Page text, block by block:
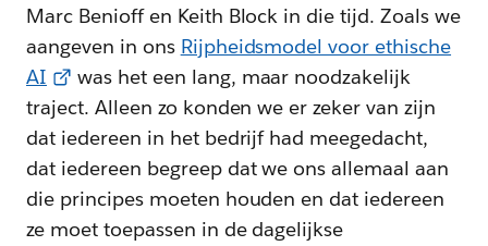
Marc Benioff en Keith Block in die tijd. Zoals we
aangeven in ons Rijpheidsmodel voor ethische
AI
was het een lang, maar noodzakelijk
traject. Alleen zo konden we er zeker van zijn
dat iedereen in het bedrijf had meegedacht,
dat iedereen begreep dat we ons allemaal aan
die principes moeten houden en dat iedereen
ze moet toepassen in de dagelijkse